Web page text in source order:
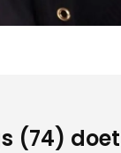
(74)